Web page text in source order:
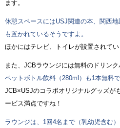
ます。
休憩スペースにはUSJ関連の本、関西
も置かれているそうですよ。
ほかにはテレビ、トイレが設置されてい
また、JCBラウンジには無料のドリンク
ペットボトル飲料（280ml）も1本無料
JCB×USJのコラボオリジナルグッズが
ービス満点ですね！
ラウンジは、1回4名まで（乳幼児含む）